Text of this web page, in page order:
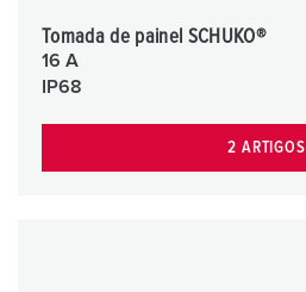
Tomada de painel SCHUKO®
16 A
IP68
2 ARTIGOS